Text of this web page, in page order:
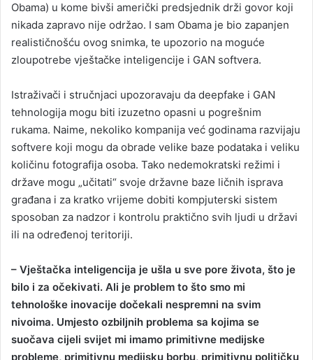
Obama) u kome bivši američki predsjednik drži govor koji
nikada zapravo nije održao. I sam Obama je bio zapanjen
realističnošću ovog snimka, te upozorio na moguće
zloupotrebe vještačke inteligencije i GAN softvera.
Istraživači i stručnjaci upozoravaju da deepfake i GAN
tehnologija mogu biti izuzetno opasni u pogrešnim
rukama. Naime, nekoliko kompanija već godinama razvijaju
softvere koji mogu da obrade velike baze podataka i veliku
količinu fotografija osoba. Tako nedemokratski režimi i
države mogu „učitati“ svoje državne baze ličnih isprava
građana i za kratko vrijeme dobiti kompjuterski sistem
sposoban za nadzor i kontrolu praktično svih ljudi u državi
ili na određenoj teritoriji.
– Vještačka inteligencija je ušla u sve pore života, što je
bilo i za očekivati. Ali je problem to što smo mi
tehnološke inovacije dočekali nespremni na svim
nivoima. Umjesto ozbiljnih problema sa kojima se
suočava cijeli svijet mi imamo primitivne medijske
probleme, primitivnu medijsku borbu, primitivnu političku